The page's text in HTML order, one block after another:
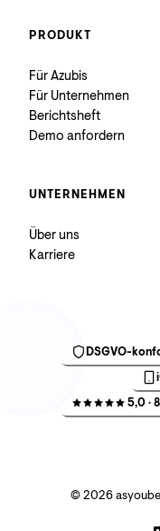
PRODUKT
Für Azubis
Für Unternehmen
Berichtsheft
Demo anfordern
UNTERNEHMEN
Über uns
Karriere
DSGVO-
5,0 ·
© 2026 asyoube